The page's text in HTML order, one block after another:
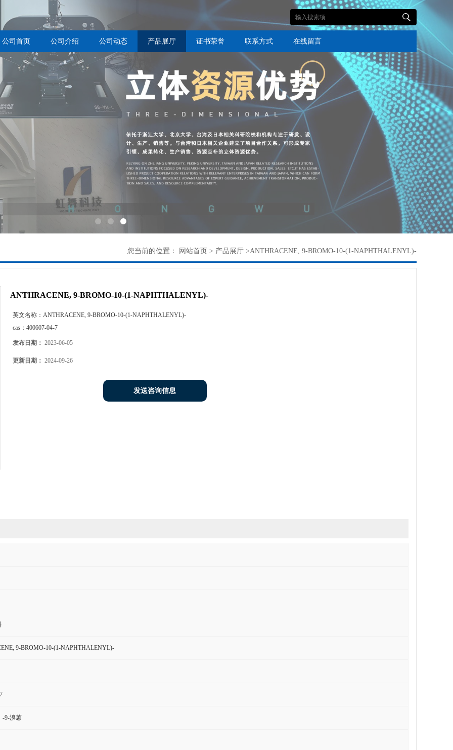
公司首页 公司介绍 公司动态 产品展厅 证书荣誉 联系方式 在线留言
您当前的位置： 网站首页 > 产品展厅 >ANTHRACENE, 9-BROMO-10-(1-NAPHTHALENYL)-
ANTHRACENE, 9-BROMO-10-(1-NAPHTHALENYL)-
英文名称： ANTHRACENE, 9-BROMO-10-(1-NAPHTHALENYL)-
cas： 400607-04-7
发布日期： 2023-06-05
更新日期： 2024-09-26
发送咨询信息
9-BROMO-10-(1-NAPHTHALENYL)-
-9-溴蒽